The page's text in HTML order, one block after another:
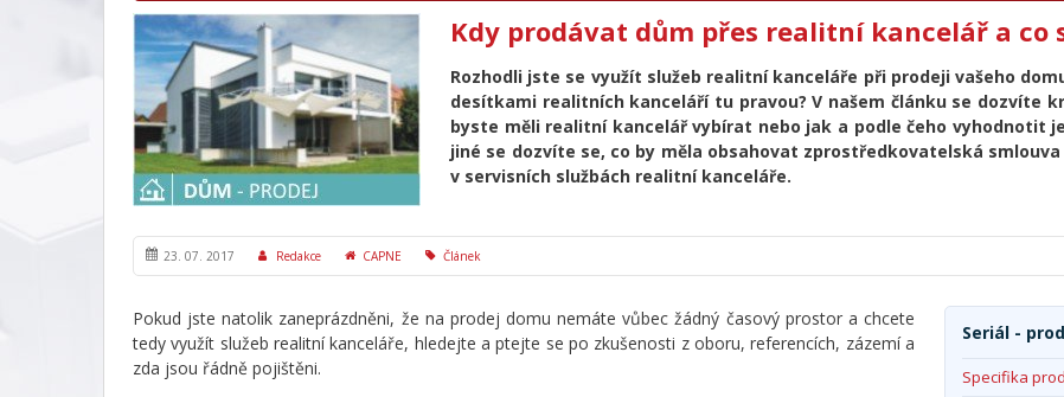
Kdy prodávat dům přes realitní kancelář a co
Rozhodli jste se využít služeb realitní kanceláře při prodeji vašeho
desítkami realitních kanceláří tu pravou? V našem článku se dozvíte
byste měli realitní kancelář vybírat nebo jak a podle čeho vyhodnotit
jiné se dozvíte se, co by měla obsahovat zprostředkovatelská
v servisních službách realitní kanceláře.
23. 07. 2017 Redakce CAPNE Článek
Seriál -
Specifika
Pokud jste natolik zaneprázdněni, že na prodej domu nemáte vůbec žádný časový prostor a chcete
tedy využít služeb realitní kanceláře, hledejte a ptejte se po zkušenosti z oboru, referencích, zázemí a
zda jsou řádně pojištěni.